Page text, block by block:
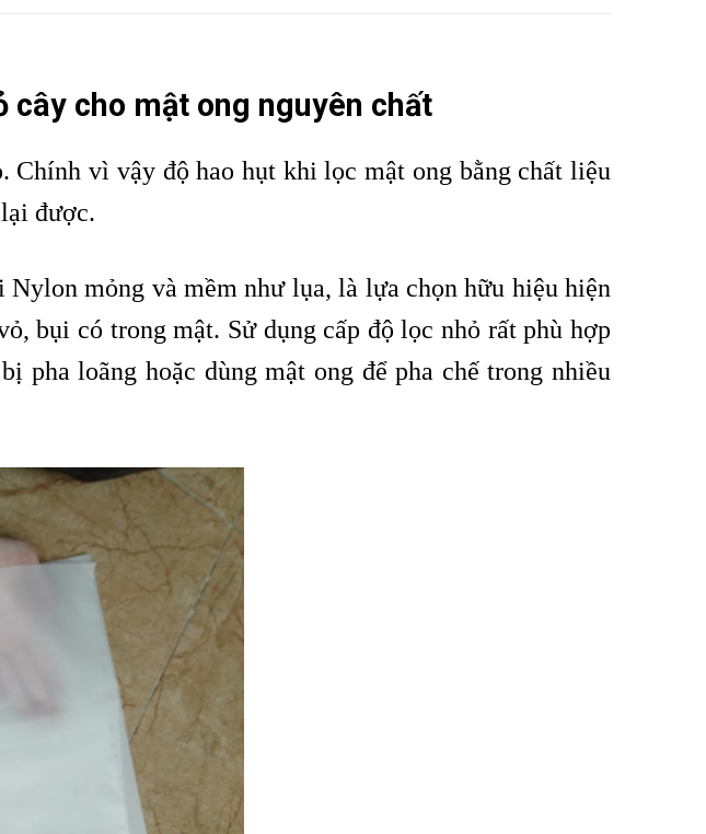
cây cho mật ong nguyên chất
Chính vì vậy độ hao hụt khi lọc mật ong bằng chất liệu
được.
mỏng và mềm như lụa, là lựa chọn hữu hiệu hiện
bụi có trong mật. Sử dụng cấp độ lọc nhỏ rất phù hợp
pha loãng hoặc dùng mật ong để pha chế trong nhiều